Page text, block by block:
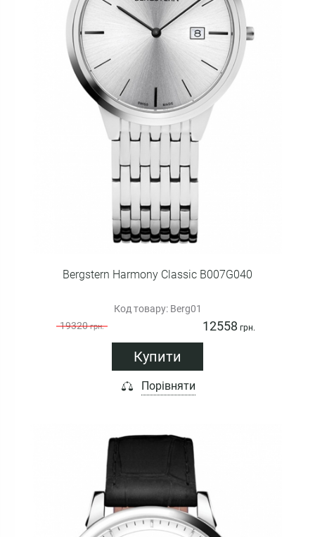
Bergstern Harmony Classic B007G040
Код товару: Berg01
19320грн. 12558 грн.
Купити
Порівняти